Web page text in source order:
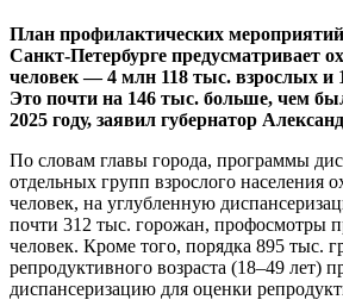
План профилактических мероприятий
Санкт-Петербурге предусматривает
человек — 4 млн 118 тыс. взрослых и
Это почти на 146 тыс. больше, чем
2025 году, заявил губернатор
По словам главы города, программы
отдельных групп взрослого населения
человек, на углубленную
почти 312 тыс. горожан, профосмотры
человек. Кроме того, порядка 895 тыс.
репродуктивного возраста (18–49 лет)
диспансеризацию для оценки